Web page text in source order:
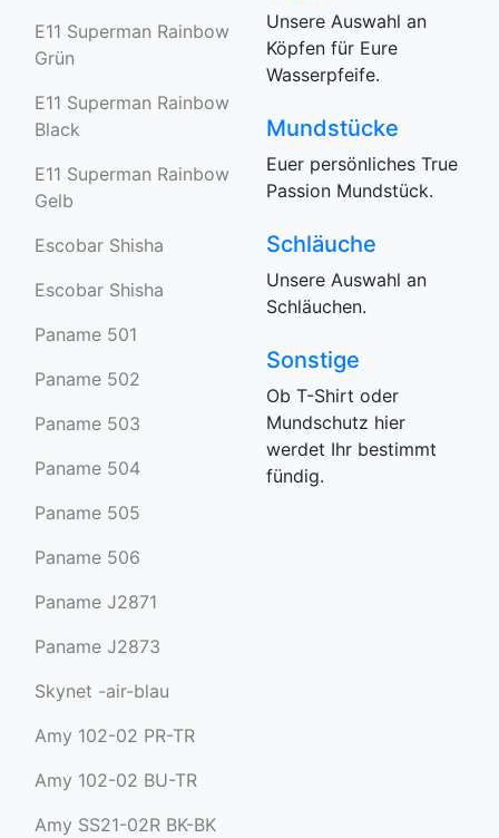
E11 Superman Rainbow
Grün
E11 Superman Rainbow
Black
E11 Superman Rainbow
Gelb
Escobar Shisha
Escobar Shisha
Paname 501
Paname 502
Paname 503
Paname 504
Paname 505
Paname 506
Paname J2871
Paname J2873
Skynet -air-blau
Amy 102-02 PR-TR
Amy 102-02 BU-TR
Amy SS21-02R BK-BK
Unsere Auswahl an
Köpfen für Eure
Wasserpfeife.
Mundstücke
Euer persönliches True
Passion Mundstück.
Schläuche
Unsere Auswahl an
Schläuchen.
Sonstige
Ob T-Shirt oder
Mundschutz hier
werdet Ihr bestimmt
fündig.